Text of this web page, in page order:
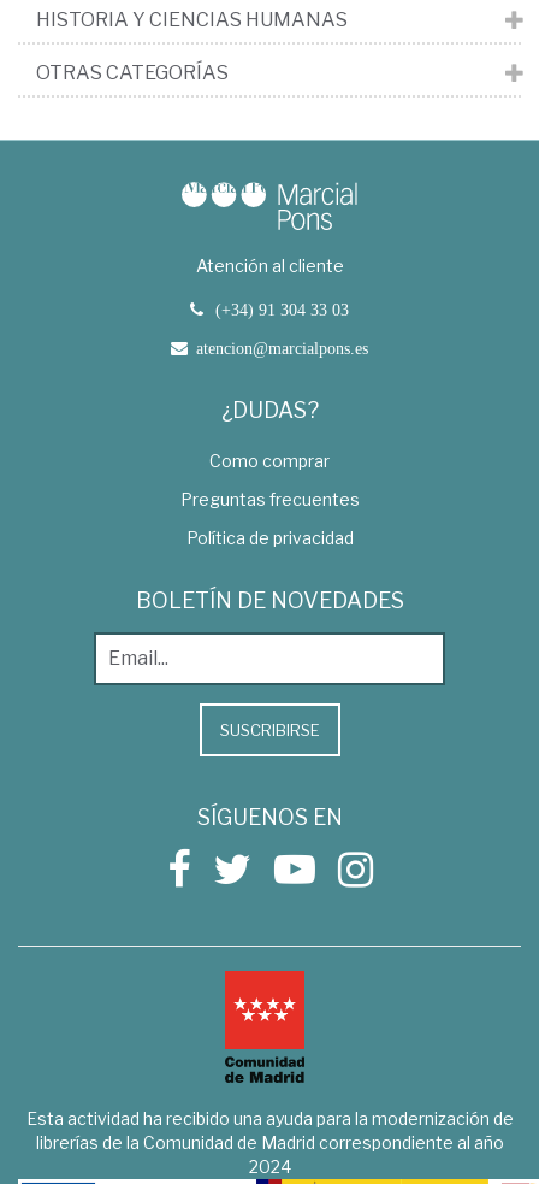
HISTORIA Y CIENCIAS HUMANAS
OTRAS CATEGORÍAS
Atención al cliente
(+34) 91 304 33 03
atencion@marcialpons.es
¿DUDAS?
Como comprar
Preguntas frecuentes
Política de privacidad
BOLETÍN DE NOVEDADES
SUSCRIBIRSE
SÍGUENOS EN
Esta actividad ha recibido una ayuda para la modernización de
librerías de la Comunidad de Madrid correspondiente al año
2024